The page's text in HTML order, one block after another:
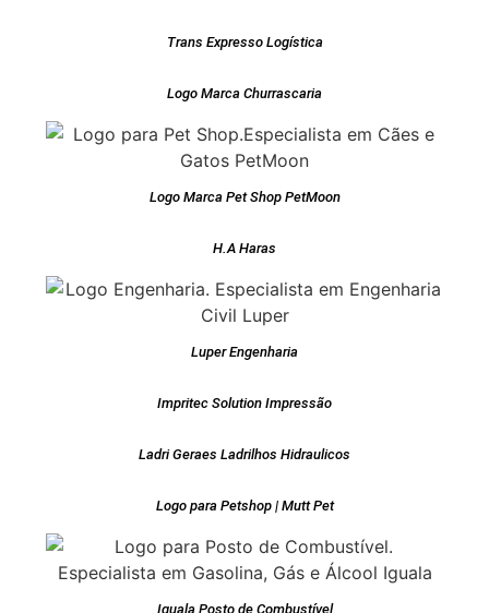
Trans Expresso Logística
Logo Marca Churrascaria
Logo Marca Pet Shop PetMoon
H.A Haras
Luper Engenharia
Impritec Solution Impressão
Ladri Geraes Ladrilhos Hidraulicos
Logo para Petshop | Mutt Pet
Iguala Posto de Combustível